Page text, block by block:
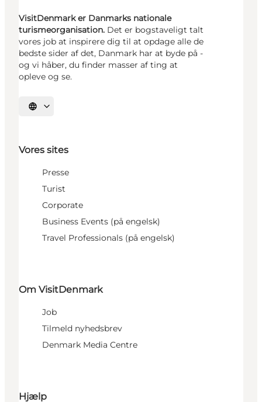
VisitDenmark er Danmarks nationale
turismeorganisation. Det er bogstaveligt talt
vores job at inspirere dig til at opdage alle de
bedste sider af det, Danmark har at byde på -
og vi håber, du finder masser af ting at
opleve og se.
Vælg sprog
Vores sites
Presse
Turist
Corporate
Business Events (på engelsk)
Travel Professionals (på engelsk)
Om VisitDenmark
Job
Tilmeld nyhedsbrev
Denmark Media Centre
Hjælp